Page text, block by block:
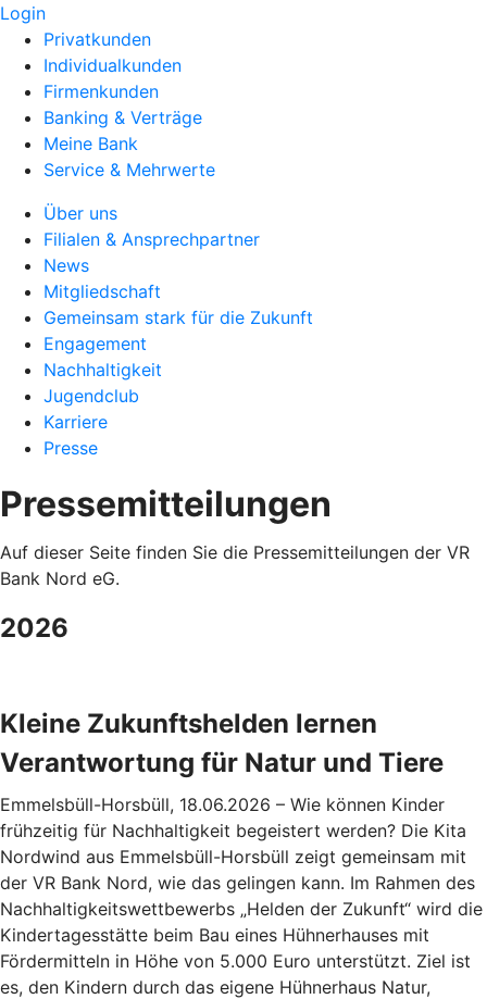
Login
Privatkunden
Individualkunden
Firmenkunden
Banking & Verträge
Meine Bank
Service & Mehrwerte
Über uns
Filialen & Ansprechpartner
News
Mitgliedschaft
Gemeinsam stark für die Zukunft
Engagement
Nachhaltigkeit
Jugendclub
Karriere
Presse
Pressemitteilungen
Auf dieser Seite finden Sie die Pressemitteilungen der VR
Bank Nord eG.
2026
Kleine Zukunftshelden lernen
Verantwortung für Natur und Tiere
Emmelsbüll-Horsbüll, 18.06.2026 – Wie können Kinder
frühzeitig für Nachhaltigkeit begeistert werden? Die Kita
Nordwind aus Emmelsbüll-Horsbüll zeigt gemeinsam mit
der VR Bank Nord, wie das gelingen kann. Im Rahmen des
Nachhaltigkeitswettbewerbs „Helden der Zukunft“ wird die
Kindertagesstätte beim Bau eines Hühnerhauses mit
Fördermitteln in Höhe von 5.000 Euro unterstützt. Ziel ist
es, den Kindern durch das eigene Hühnerhaus Natur,